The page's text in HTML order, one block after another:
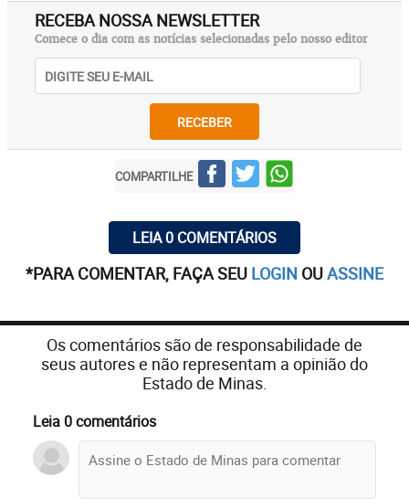
RECEBA NOSSA NEWSLETTER
Comece o dia com as notícias selecionadas pelo nosso editor
RECEBER
COMPARTILHE
LEIA 0 COMENTÁRIOS
*PARA COMENTAR, FAÇA SEU LOGIN OUASSINE
Os comentários são de responsabilidade de
seus autores e não representam a opinião do
Estado de Minas.
Leia 0 comentários